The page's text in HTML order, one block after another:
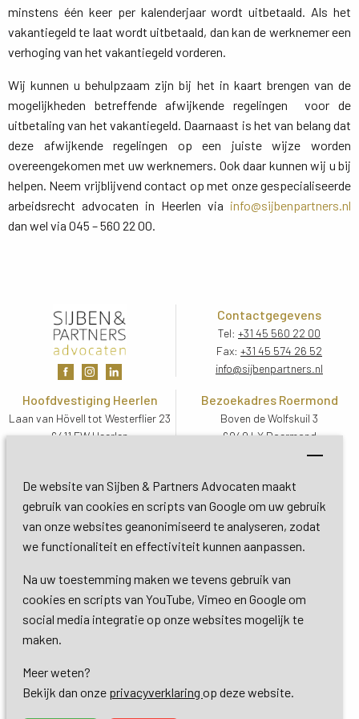
De website van Sijben & Partners Advocaten maakt
gebruik van cookies en scripts van Google om uw gebruik
van onze websites geanonimiseerd te analyseren, zodat
we functionaliteit en effectiviteit kunnen aanpassen.
Na uw toestemming maken we tevens gebruik van
cookies en scripts van YouTube, Vimeo en Google om
social media integratie op onze websites mogelijk te
maken.
Meer weten?
Bekijk dan onze privacyverklaring op deze website.
minstens één keer per kalenderjaar wordt uitbetaald. Als het
vakantiegeld te laat wordt uitbetaald, dan kan de werknemer een
verhoging van het vakantiegeld vorderen.
Wij kunnen u behulpzaam zijn bij het in kaart brengen van de
mogelijkheden betreffende afwijkende regelingen voor de
uitbetaling van het vakantiegeld. Daarnaast is het van belang dat
deze afwijkende regelingen op een juiste wijze worden
overeengekomen met uw werknemers. Ook daar kunnen wij u bij
helpen. Neem vrijblijvend contact op met onze gespecialiseerde
arbeidsrecht advocaten in Heerlen via info@sijbenpartners.nl
dan wel via 045 – 560 22 00.
Contactgegevens
Tel: +31 45 560 22 00
Fax: +31 45 574 26 52
info@sijbenpartners.nl
Hoofdvestiging Heerlen
Laan van Hövell tot Westerflier 23
6411 EW Heerlen
Bezoekadres Roermond
Boven de Wolfskuil 3
6049 LX Roermond
Routebeschrijving
Bezoekadres De Bilt
Soestdijkseweg Zuid 13
3732 HC De Bilt (Utrecht)
Copyright 2026 © Sijben & Partners